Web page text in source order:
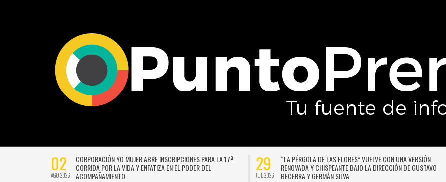
02
AGO 2026
CORPORACIÓN YO MUJER ABRE INSCRIPCIONES PARA LA 17ª
CORRIDA POR LA VIDA Y ENFATIZA EN EL PODER DEL
ACOMPAÑAMIENTO
29
JUL 2026
“LA PÉRGOLA DE LAS FLORES” VUELVE CON UNA VERSIÓN
RENOVADA Y CHISPEANTE BAJO LA DIRECCIÓN DE GUSTAVO
BECERRA Y GERMÁN SILVA